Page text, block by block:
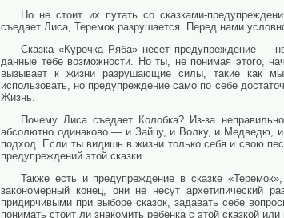
Но не стоит их путать со сказками-
съедает Лиса, Теремок разрушается. Перед нами
Сказка «Курочка Ряба» несет предупреждение
данные тебе возможности. Но ты, не понимая этого,
вызывает к жизни разрушающие силы, такие как
использовать, но предупреждение само по себе
Жизнь.
Почему Лиса съедает Колобка? Из-за
абсолютно одинаково — и Зайцу, и Волку, и Медведю,
подход. Если ты видишь в жизни только себя и свою
предупреждений этой сказки.
Также есть и предупреждение в сказке
закономерный конец, они не несут
придирчивыми при выборе сказок, задавать себе
понимать стоит ли знакомить ребенка с этой сказкой или